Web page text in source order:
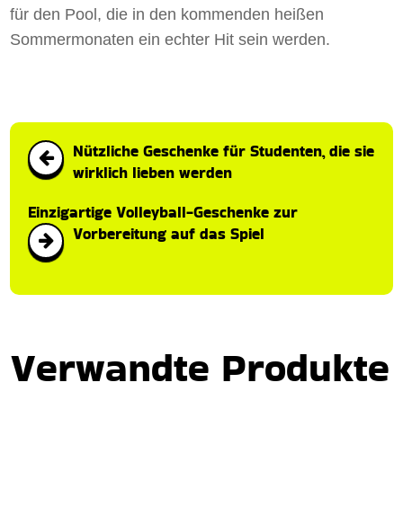
für den Pool, die in den kommenden heißen
Sommermonaten ein echter Hit sein werden.
Nützliche Geschenke für Studenten, die sie
wirklich lieben werden
Einzigartige Volleyball-Geschenke zur
Vorbereitung auf das Spiel
Verwandte Produkte